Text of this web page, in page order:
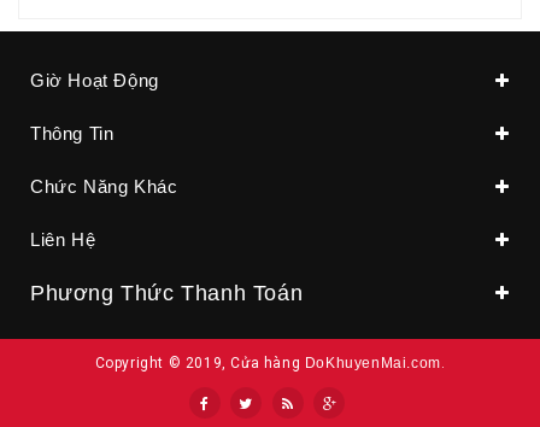
Giờ Hoạt Động
Thông Tin
Chức Năng Khác
Liên Hệ
Phương Thức Thanh Toán
Copyright © 2019, Cửa hàng DoKhuyenMai.com